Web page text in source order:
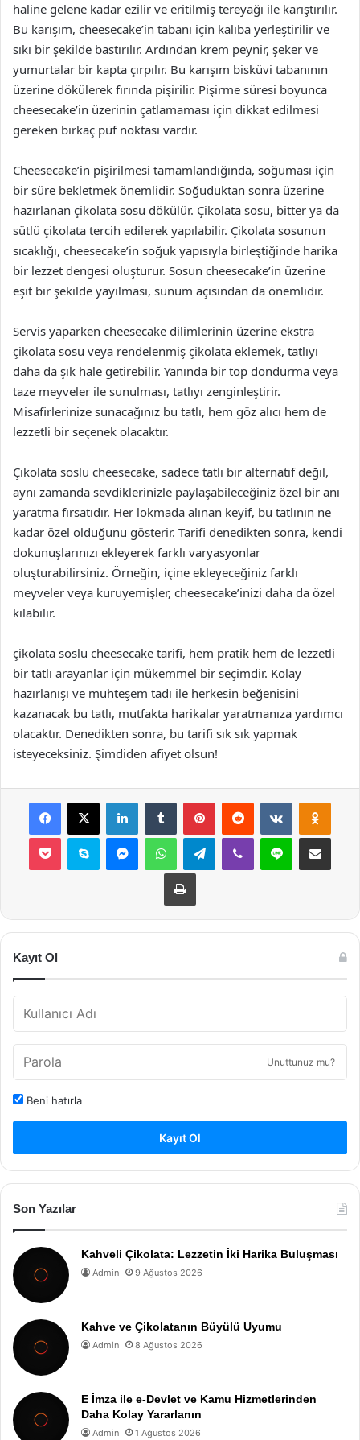
haline gelene kadar ezilir ve eritilmiş tereyağı ile karıştırılır.
Bu karışım, cheesecake’in tabanı için kalıba yerleştirilir ve
sıkı bir şekilde bastırılır. Ardından krem peynir, şeker ve
yumurtalar bir kapta çırpılır. Bu karışım bisküvi tabanının
üzerine dökülerek fırında pişirilir. Pişirme süresi boyunca
cheesecake’in üzerinin çatlamaması için dikkat edilmesi
gereken birkaç püf noktası vardır.
Cheesecake’in pişirilmesi tamamlandığında, soğuması için
bir süre bekletmek önemlidir. Soğuduktan sonra üzerine
hazırlanan çikolata sosu dökülür. Çikolata sosu, bitter ya da
sütlü çikolata tercih edilerek yapılabilir. Çikolata sosunun
sıcaklığı, cheesecake’in soğuk yapısıyla birleştiğinde harika
bir lezzet dengesi oluşturur. Sosun cheesecake’in üzerine
eşit bir şekilde yayılması, sunum açısından da önemlidir.
Servis yaparken cheesecake dilimlerinin üzerine ekstra
çikolata sosu veya rendelenmiş çikolata eklemek, tatlıyı
daha da şık hale getirebilir. Yanında bir top dondurma veya
taze meyveler ile sunulması, tatlıyı zenginleştirir.
Misafirlerinize sunacağınız bu tatlı, hem göz alıcı hem de
lezzetli bir seçenek olacaktır.
Çikolata soslu cheesecake, sadece tatlı bir alternatif değil,
aynı zamanda sevdiklerinizle paylaşabileceğiniz özel bir anı
yaratma fırsatıdır. Her lokmada alınan keyif, bu tatlının ne
kadar özel olduğunu gösterir. Tarifi denedikten sonra, kendi
dokunuşlarınızı ekleyerek farklı varyasyonlar
oluşturabilirsiniz. Örneğin, içine ekleyeceğiniz farklı
meyveler veya kuruyemişler, cheesecake’inizi daha da özel
kılabilir.
çikolata soslu cheesecake tarifi, hem pratik hem de lezzetli
bir tatlı arayanlar için mükemmel bir seçimdir. Kolay
hazırlanışı ve muhteşem tadı ile herkesin beğenisini
kazanacak bu tatlı, mutfakta harikalar yaratmanıza yardımcı
olacaktır. Denedikten sonra, bu tarifi sık sık yapmak
isteyeceksiniz. Şimdiden afiyet olsun!
Facebook
X LinkedInTumblr PinterestReddit VKontakte
Pocket Skype MessengerWhatsAppTelegramViber Line E-Posta ile
Yazdır
Kayıt Ol
Unuttunuz mu?
Beni hatırla
Kayıt Ol
Son Yazılar
Kahveli Çikolata: Lezzetin İki Harika Buluşması
Admin 9 Ağustos 2026
Kahve ve Çikolatanın Büyülü Uyumu
Admin 8 Ağustos 2026
E İmza ile e-Devlet ve Kamu Hizmetlerinden
Daha Kolay Yararlanın
Admin 1 Ağustos 2026